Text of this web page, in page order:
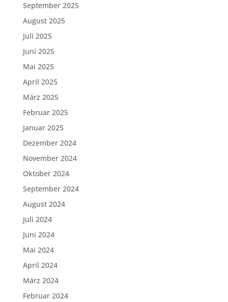
September 2025
August 2025
Juli 2025
Juni 2025
Mai 2025
April 2025
März 2025
Februar 2025
Januar 2025
Dezember 2024
November 2024
Oktober 2024
September 2024
August 2024
Juli 2024
Juni 2024
Mai 2024
April 2024
März 2024
Februar 2024